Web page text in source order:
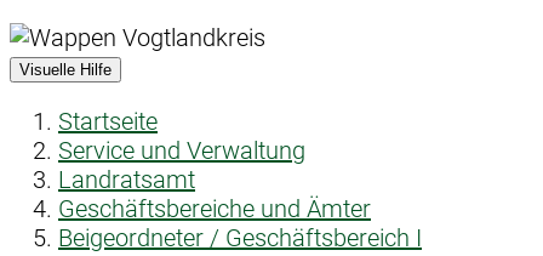
Visuelle Hilfe
Startseite
Service und Verwaltung
Landratsamt
Geschäftsbereiche und Ämter
Beigeordneter / Geschäftsbereich I